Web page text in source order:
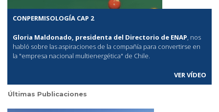
CONPERMISOLOGÍA CAP 2
Gloria Maldonado, presidenta del Directorio de ENAP , nos
habló sobre las aspiraciones de la compañía para convertirse en
la "empresa nacional multienergética" de Chile.
VER VÍDEO
Últimas Publicaciones